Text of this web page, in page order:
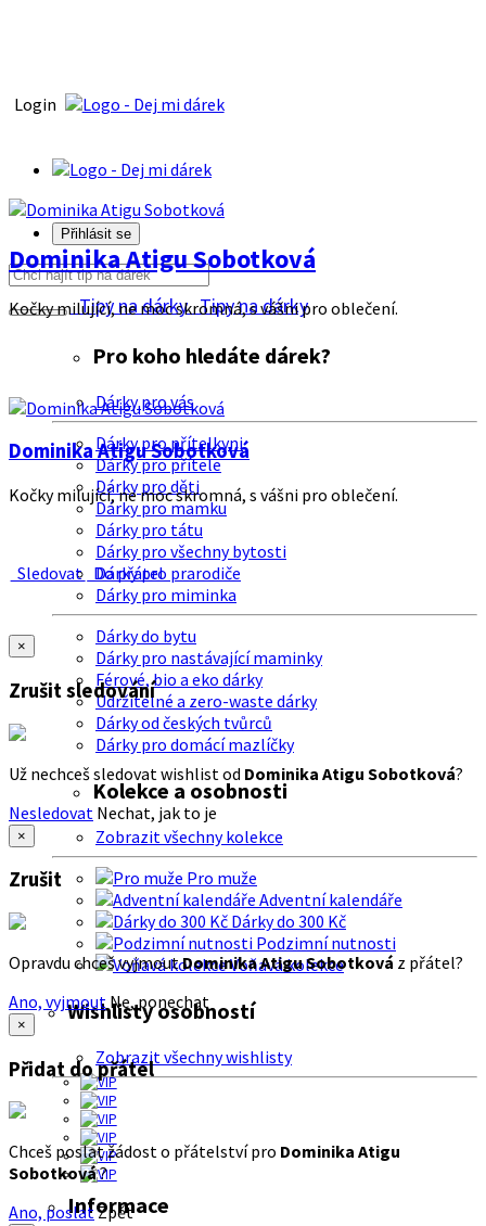
Login
Přihlásit se
Tipy na dárkyTipy na dárky
Pro koho hledáte dárek?
Dárky pro vás
Dárky pro přítelkyni
Dárky pro přítele
Dárky pro děti
Dárky pro mamku
Dárky pro tátu
Dárky pro všechny bytosti
Dárky pro prarodiče
Dárky pro miminka
Dárky do bytu
Dárky pro nastávající maminky
Férové, bio a eko dárky
Udržitelné a zero-waste dárky
Dárky od českých tvůrců
Dárky pro domácí mazlíčky
Kolekce a osobnosti
Zobrazit všechny kolekce
Pro muže
Adventní kalendáře
Dárky do 300 Kč
Podzimní nutnosti
Voňavá kolekce
Wishlisty osobností
Zobrazit všechny wishlisty
Informace
Dominika Atigu Sobotková
Kočky milující, ne moc skromná, s vášni pro oblečení.
Dominika Atigu Sobotková
Kočky milující, ne moc skromná, s vášni pro oblečení.
Sledovat Do přátel
×
Zrušit sledování
Už nechceš sledovat wishlist od Dominika Atigu Sobotková?
Nesledovat Nechat, jak to je
×
Zrušit
Opravdu chceš vyjmoutDominika Atigu Sobotková z přátel?
Ano, vyjmout Ne, ponechat
×
Přidat do přátel
Chceš poslat žádost o přátelství pro Dominika Atigu
Sobotková?
Ano, poslatZpět